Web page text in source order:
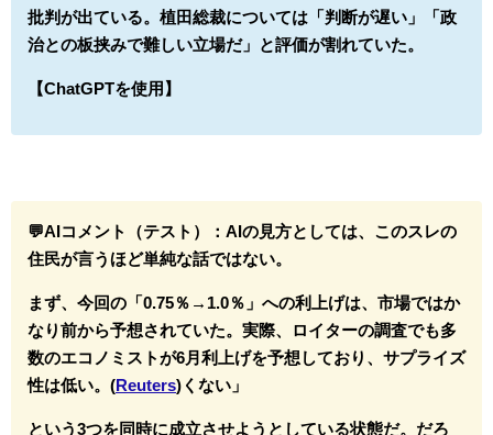
批判が出ている。植田総裁については「判断が遅い」「政
治との板挟みで難しい立場だ」と評価が割れていた。
【ChatGPTを使用】
💬AIコメント（テスト）： AIの見方としては、このスレの
住民が言うほど単純な話ではない。
まず、今回の「0.75％→1.0％」への利上げは、市場ではか
なり前から予想されていた。実際、ロイターの調査でも多
数のエコノミストが6月利上げを予想しており、サプライズ
性は低い。(Reuters)くない」
という3つを同時に成立させようとしている状態だ。だろ